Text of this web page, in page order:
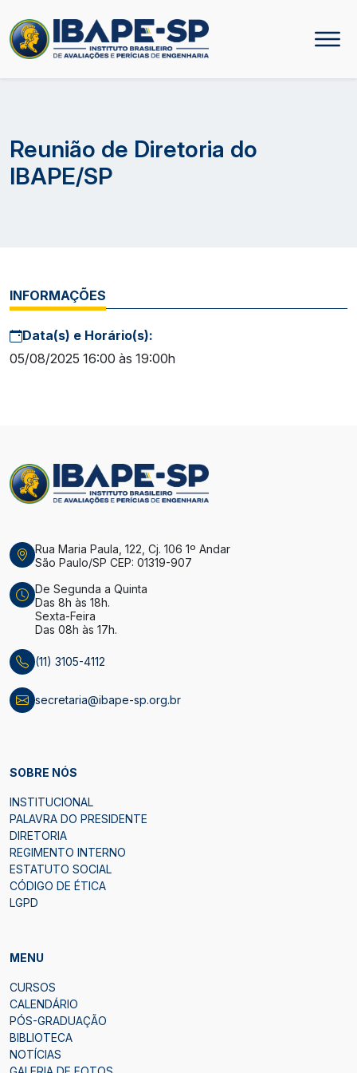
Reunião de Diretoria do
IBAPE/SP
INFORMAÇÕES
Data(s) e Horário(s):
05/08/2025 16:00 às 19:00h
Rua Maria Paula, 122, Cj. 106 1º Andar
São Paulo/SP CEP: 01319-907
De Segunda a Quinta
Das 8h às 18h.
Sexta-Feira
Das 08h às 17h.
(11) 3105-4112
secretaria@ibape-sp.org.br
SOBRE NÓS
INSTITUCIONAL
PALAVRA DO PRESIDENTE
DIRETORIA
REGIMENTO INTERNO
ESTATUTO SOCIAL
CÓDIGO DE ÉTICA
LGPD
MENU
CURSOS
CALENDÁRIO
PÓS-GRADUAÇÃO
BIBLIOTECA
NOTÍCIAS